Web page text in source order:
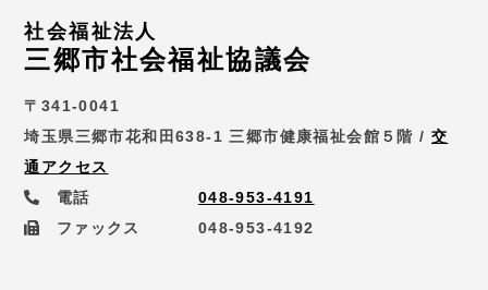
社会福祉法人
三郷市社会福祉協議会
〒341-0041
埼玉県三郷市花和田638-1 三郷市健康福祉会館５階 /交
通アクセス
電話
048-953-4191
ファックス
048-953-4192